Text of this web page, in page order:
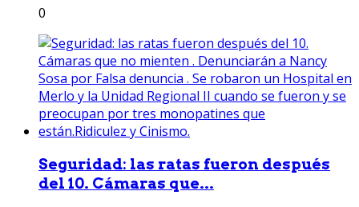
0
Seguridad: las ratas fueron después
del 10. Cámaras que...